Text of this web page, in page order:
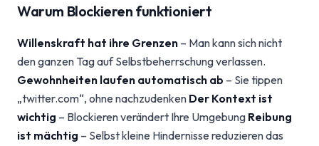
Warum Blockieren funktioniert
Willenskraft hat ihre Grenzen – Man kann sich nicht
den ganzen Tag auf Selbstbeherrschung verlassen.
Gewohnheiten laufen automatisch ab – Sie tippen
„twitter.com“, ohne nachzudenken Der Kontext ist
wichtig – Blockieren verändert Ihre Umgebung Reibung
ist mächtig – Selbst kleine Hindernisse reduzieren das